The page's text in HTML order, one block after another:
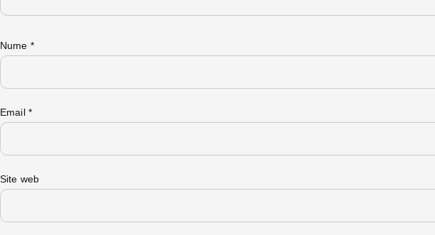
Nume *
Email *
Site web